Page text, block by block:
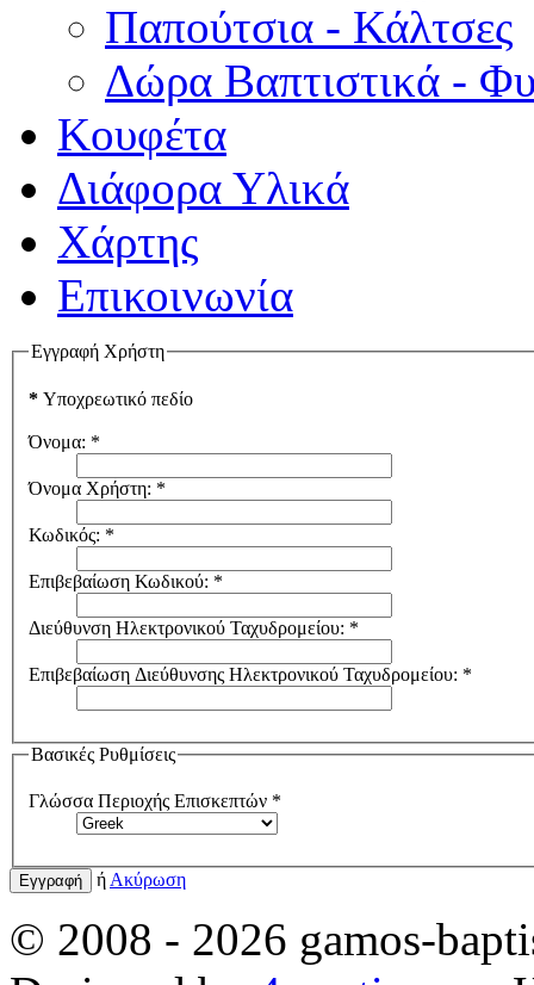
Παπούτσια - Κάλτσες
Δώρα Βαπτιστικά -
Κουφέτα
Διάφορα Υλικά
Χάρτης
Επικοινωνία
Εγγραφή Χρήστη
* Υποχρεωτικό πεδίο
Όνομα: *
Όνομα Χρήστη: *
Κωδικός: *
Επιβεβαίωση Κωδικού: *
Διεύθυνση Ηλεκτρονικού Ταχυδρομείου: *
Επιβεβαίωση Διεύθυνσης Ηλεκτρονικού Ταχυδρομείου: *
Βασικές Ρυθμίσεις
Γλώσσα Περιοχής Επισκεπτών *
Εγγραφή ή Ακύρωση
© 2008 - 2026 gamos-